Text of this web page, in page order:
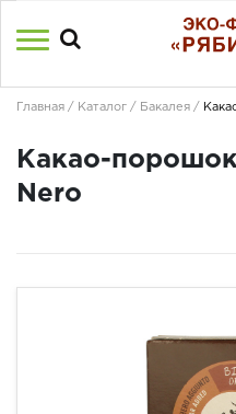
Главная Каталог Бакалея
Какао-
Nero